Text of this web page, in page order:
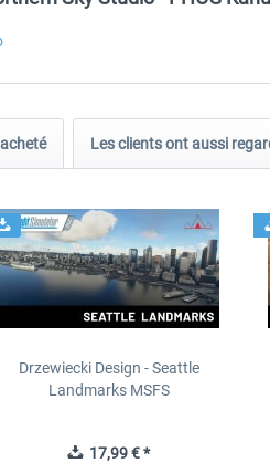
Les clients ont aussi
Drzewiecki Design - Seattle
Landmarks MSFS
17,99 € *